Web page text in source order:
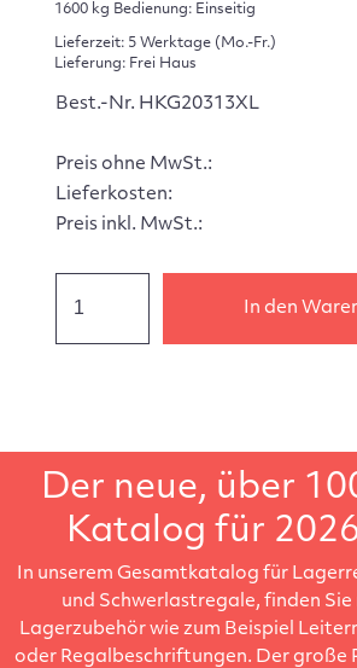
1600 kg Bedienung: Einseitig
Lieferzeit: 5 Werktage (Mo.-Fr.)
Lieferung: Frei Haus
Best.-Nr. HKG20313XL
Preis ohne MwSt.:
Lieferkosten:
Preis inkl. MwSt.:
In den
Der neue, über
Katalog für
In unserem Gesamtkatalog für
und Schwerlastregale, finden
Lagerzubehör wie zum Beispiel
oder Regalbeschriftungen. Der große